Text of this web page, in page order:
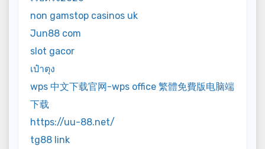
non gamstop casinos uk
Jun88 com
slot gacor
เป๋าตุง
wps 中文下载官网-wps office 繁體免費版电脑端
下载
https://uu-88.net/
tg88 link